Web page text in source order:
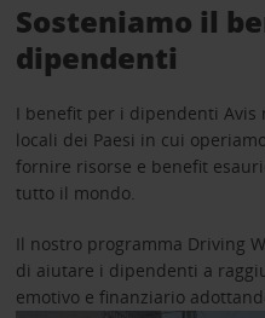
Sosteniamo il
dipendenti
I benefit per i dipendenti
locali dei Paesi in cui
fornire risorse e benefit
tutto il mondo.
Il nostro programma Driving
di aiutare i dipendenti a
emotivo e finanziario